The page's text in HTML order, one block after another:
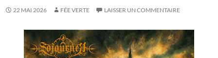
22 MAI 2026 FÉE VERTE LAISSER UN COMMENTAIRE